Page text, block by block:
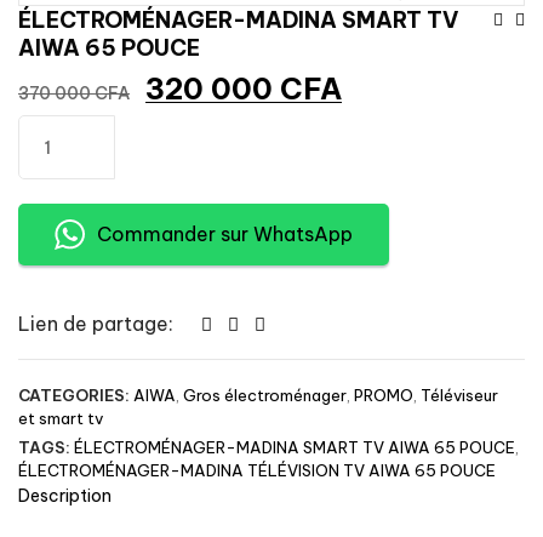
ÉLECTROMÉNAGER-MADINA SMART TV
AIWA 65 POUCE
370 000CFA
Le
370
000 CFA.
320 000 CFA
320
000 CFA.
ÉLECTROMÉNAGER-
MADINA
SMART
TV
65
Commander sur WhatsApp
Lien de partage:
CATEGORIES: AIWA Gros électroménager PROMO Téléviseur
et smart tv
TAGS: ÉLECTROMÉNAGER-MADINA SMART TV AIWA 65 POUCE
ÉLECTROMÉNAGER-MADINA TÉLÉVISION TV AIWA 65 POUCE
Description